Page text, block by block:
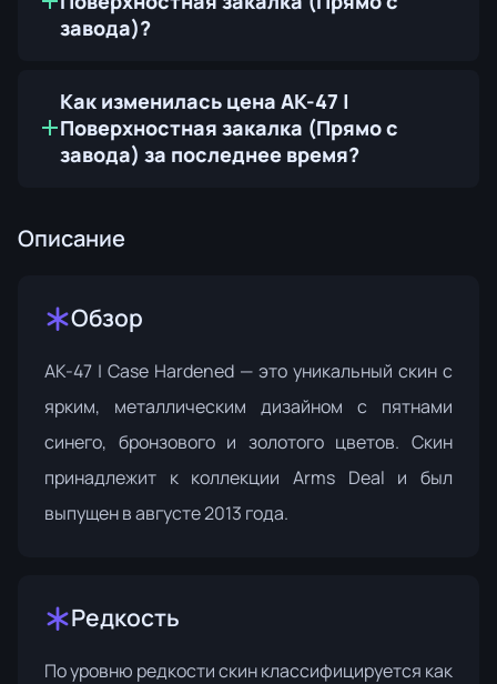
завода)?
Как изменилась цена AK-47 |
Поверхностная закалка (Прямо с
завода) за последнее время?
Описание
Обзор
AK-47 | Case Hardened — это уникальный скин с
ярким, металлическим дизайном с пятнами
синего, бронзового и золотого цветов. Скин
принадлежит к коллекции Arms Deal и был
выпущен в августе 2013 года.
Редкость
По уровню редкости скин классифицируется как